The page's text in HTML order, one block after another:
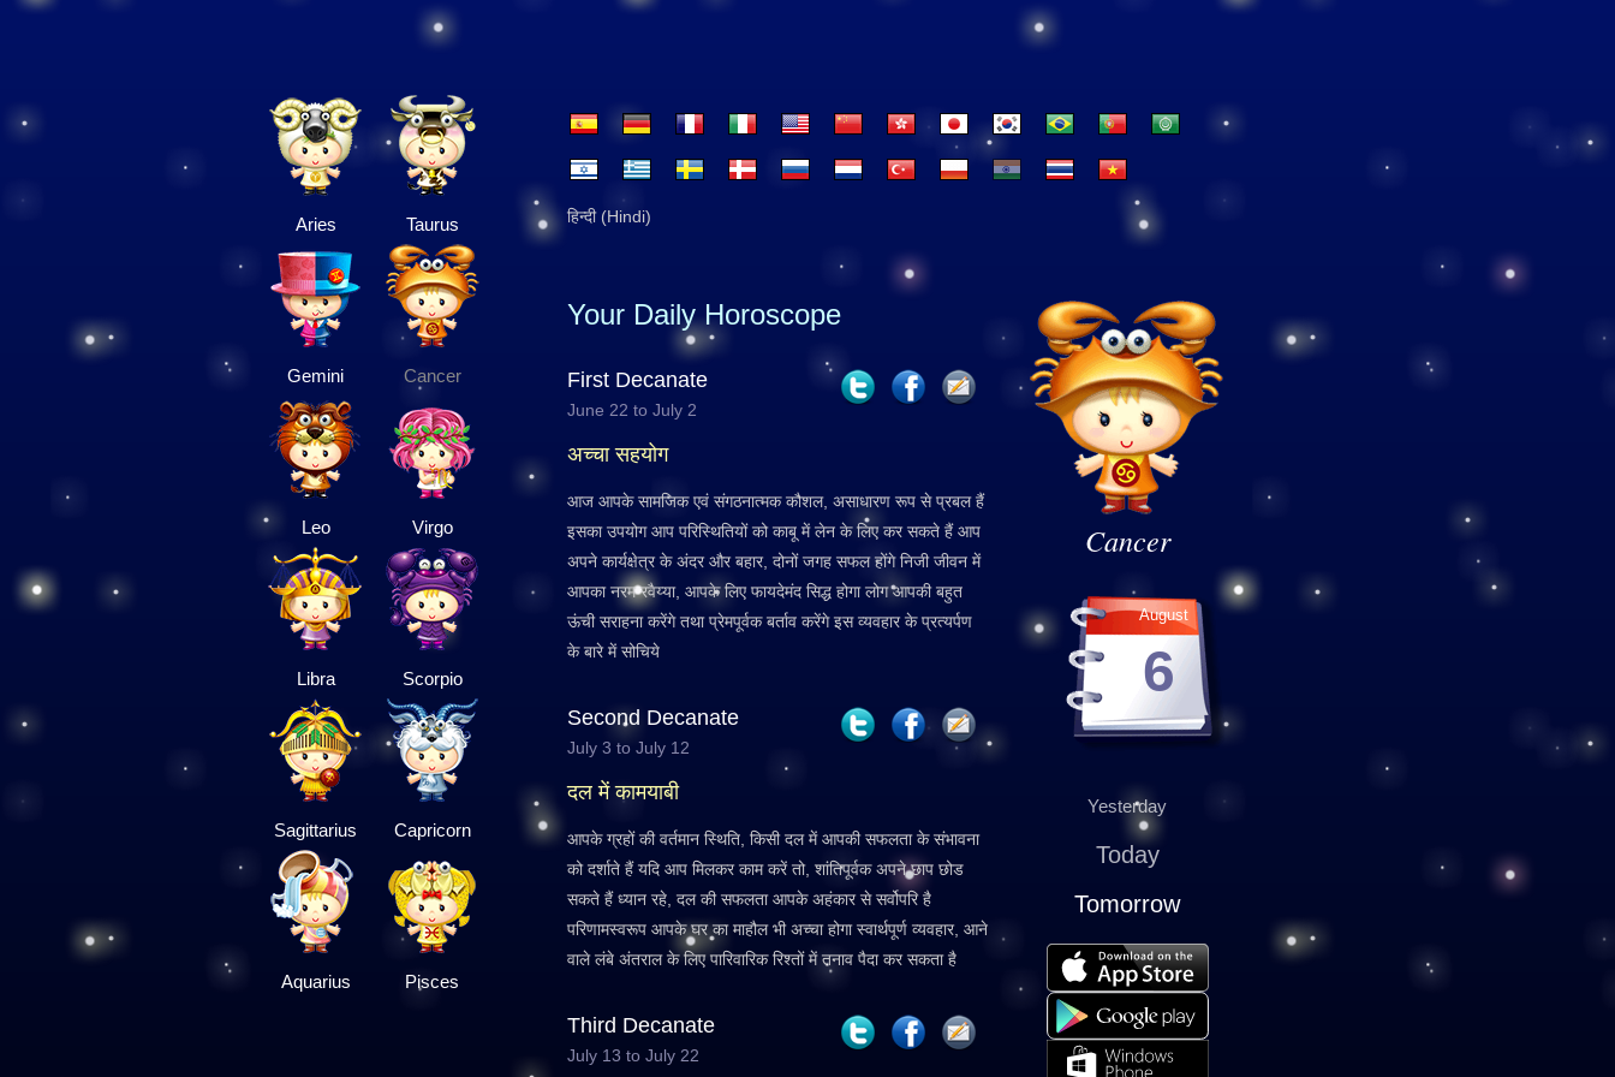
Aries Taurus
Gemini Cancer
Leo Virgo
Libra Scorpio
Sagittarius Capricorn
Aquarius Pisces
हिन्दी (Hindi)
Cancer
August
6
Yesterday
Today
Tomorrow
Your Daily Horoscope
First Decanate
June 22 to July 2
अच्चा सहयोग
आज आपके सामजिक एवं संगठनात्मक कौशल, असाधारण रूप से प्रबल हैं
इसका उपयोग आप परिस्थितियों को काबू में लेन के लिए कर सकते हैं आप
अपने कार्यक्षेत्र के अंदर और बहार, दोनों जगह सफल होंगे निजी जीवन में
आपका नरम रवैय्या, आपके लिए फायदेमंद सिद्ध होगा लोग आपकी बहुत
ऊंची सराहना करेंगे तथा प्रेमपूर्वक बर्ताव करेंगे इस व्यवहार के प्रत्यर्पण
के बारे में सोचिये
Second Decanate
July 3 to July 12
दल में कामयाबी
आपके ग्रहों की वर्तमान स्थिति, किसी दल में आपकी सफलता के संभावना
को दर्शाते हैं यदि आप मिलकर काम करें तो, शांतिपूर्वक अपने छाप छोड
सकते हैं ध्यान रहे, दल की सफलता आपके अहंकार से सर्वोपरि है
परिणामस्वरूप आपके घर का माहौल भी अच्चा होगा स्वार्थपूर्ण व्यवहार, आने
वाले लंबे अंतराल के लिए पारिवारिक रिश्तों में तनाव पैदा कर सकता है
Third Decanate
July 13 to July 22